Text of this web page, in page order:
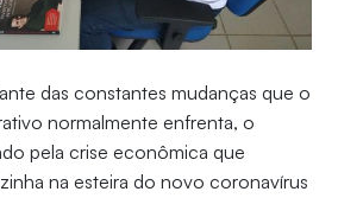
das constantes mudanças que o
normalmente enfrenta, o
pela crise econômica que
na esteira do novo coronavírus